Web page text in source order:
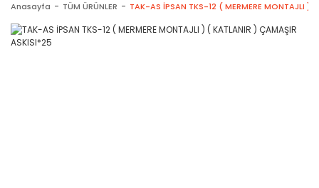
Anasayfa TÜM ÜRÜNLER TAK-AS İPSAN TKS-12 ( MERMERE MONTAJLI )